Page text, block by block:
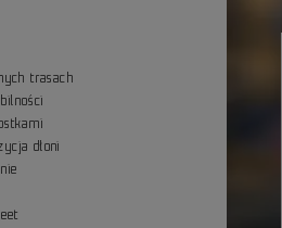
trasach
dłoni